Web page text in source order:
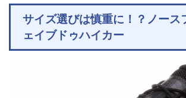
サイズ選びは慎重に！？ノース
ェイブドゥハイカー